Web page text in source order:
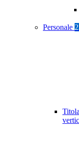
Personale